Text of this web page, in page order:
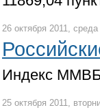
26 октября 2011,
Индекс ММВБ
25 октября 2011,